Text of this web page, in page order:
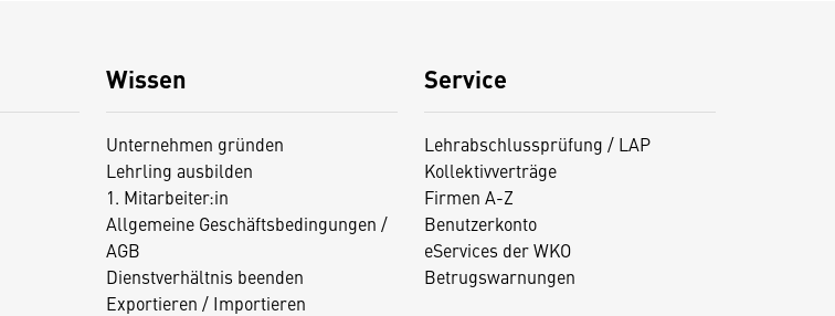
Wissen
Unternehmen gründen
Lehrling ausbilden
1. Mitarbeiter:in
Allgemeine Geschäftsbedingungen /
AGB
Dienstverhältnis beenden
Exportieren / Importieren
Service
Lehrabschlussprüfung / LAP
Kollektivverträge
Firmen A-Z
Benutzerkonto
eServices der WKO
Betrugswarnungen